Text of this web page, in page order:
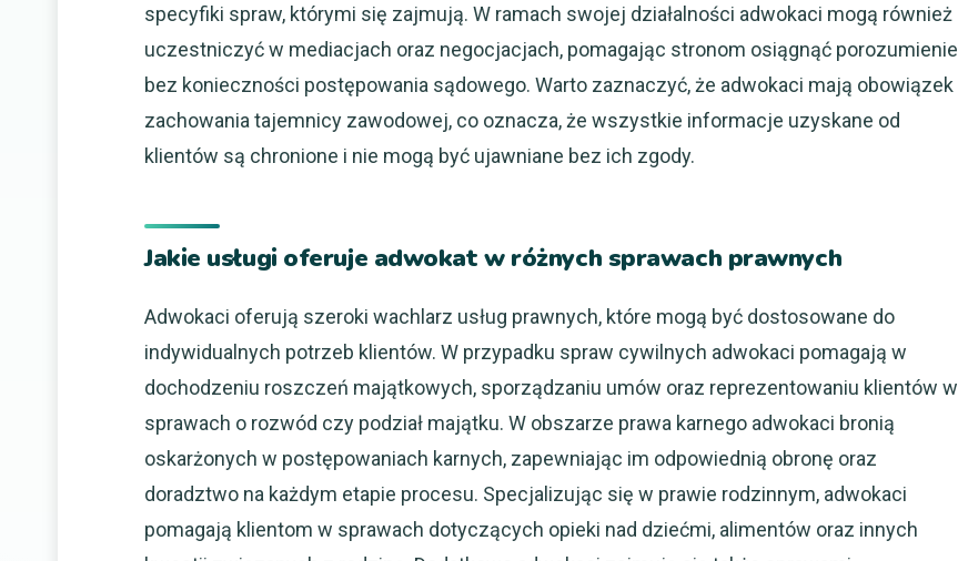
specyfiki spraw, którymi się zajmują. W ramach swojej działalności adwokaci mogą również
uczestniczyć w mediacjach oraz negocjacjach, pomagając stronom osiągnąć porozumienie
bez konieczności postępowania sądowego. Warto zaznaczyć, że adwokaci mają obowiązek
zachowania tajemnicy zawodowej, co oznacza, że wszystkie informacje uzyskane od
klientów są chronione i nie mogą być ujawniane bez ich zgody.
Jakie usługi oferuje adwokat w różnych sprawach prawnych
Adwokaci oferują szeroki wachlarz usług prawnych, które mogą być dostosowane do
indywidualnych potrzeb klientów. W przypadku spraw cywilnych adwokaci pomagają w
dochodzeniu roszczeń majątkowych, sporządzaniu umów oraz reprezentowaniu klientów w
sprawach o rozwód czy podział majątku. W obszarze prawa karnego adwokaci bronią
oskarżonych w postępowaniach karnych, zapewniając im odpowiednią obronę oraz
doradztwo na każdym etapie procesu. Specjalizując się w prawie rodzinnym, adwokaci
pomagają klientom w sprawach dotyczących opieki nad dziećmi, alimentów oraz innych